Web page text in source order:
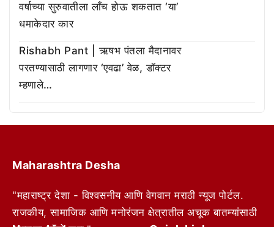
वर्षाच्या सुरुवातीला लाँच होऊ शकतात ‘या’
धमाकेदार कार
Rishabh Pant | ऋषभ पंतला मैदानावर
परतण्यासाठी लागणार ‘एवढा’ वेळ, डॉक्टर
म्हणाले…
Maharashtra Desha
"महाराष्ट्र देशा - विश्वसनीय आणि वेगवान मराठी न्यूज पोर्टल.
राजकीय, सामाजिक आणि मनोरंजन क्षेत्रातील अचूक बातम्यांसाठी